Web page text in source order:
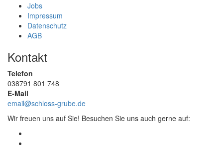
Jobs
Impressum
Datenschutz
AGB
Kontakt
Telefon
038791 801 748
E-Mail
email@schloss-grube.de
Wir freuen uns auf Sie! Besuchen Sie uns auch gerne auf: